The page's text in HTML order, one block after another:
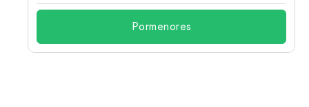
Pormenores